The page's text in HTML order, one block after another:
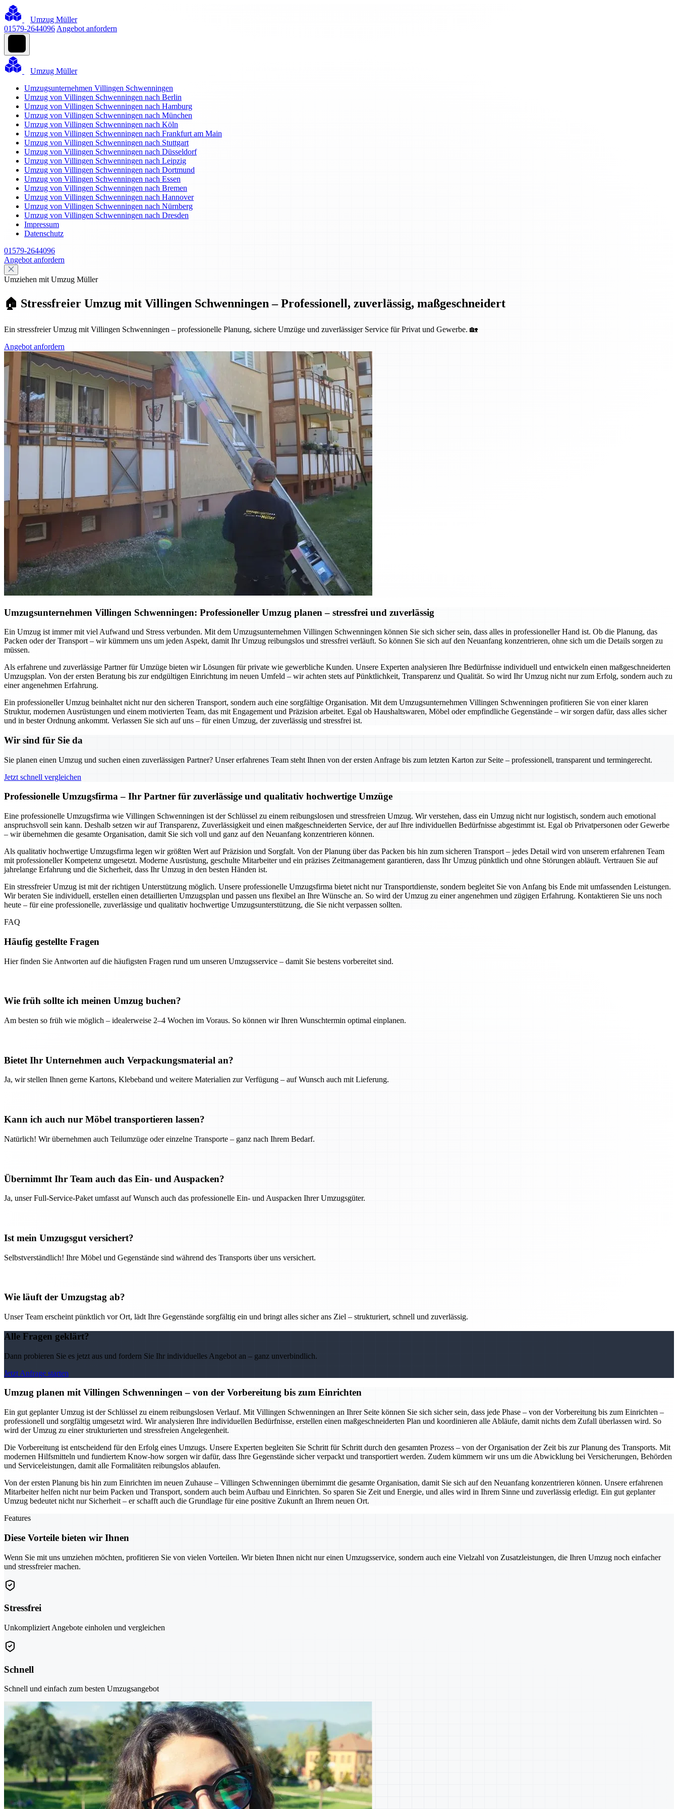
Umzug Müller
01579-2644096 Angebot anfordern
Umzug Müller
Umzugsunternehmen Villingen Schwenningen
Umzug von Villingen Schwenningen nach Berlin
Umzug von Villingen Schwenningen nach Hamburg
Umzug von Villingen Schwenningen nach München
Umzug von Villingen Schwenningen nach Köln
Umzug von Villingen Schwenningen nach Frankfurt am Main
Umzug von Villingen Schwenningen nach Stuttgart
Umzug von Villingen Schwenningen nach Düsseldorf
Umzug von Villingen Schwenningen nach Leipzig
Umzug von Villingen Schwenningen nach Dortmund
Umzug von Villingen Schwenningen nach Essen
Umzug von Villingen Schwenningen nach Bremen
Umzug von Villingen Schwenningen nach Hannover
Umzug von Villingen Schwenningen nach Nürnberg
Umzug von Villingen Schwenningen nach Dresden
Impressum
Datenschutz
01579-2644096
Angebot anfordern
Umziehen mit Umzug Müller
🏠 Stressfreier Umzug mit Villingen Schwenningen – Professionell, zuverlässig, maßgeschneidert
Ein stressfreier Umzug mit Villingen Schwenningen – professionelle Planung, sichere Umzüge und zuverlässiger Service für Privat und Gewerbe. 🏡
Angebot anfordern
Umzugsunternehmen Villingen Schwenningen: Professioneller Umzug planen – stressfrei und zuverlässig
Ein Umzug ist immer mit viel Aufwand und Stress verbunden. Mit dem Umzugsunternehmen Villingen Schwenningen können Sie sich sicher sein, dass alles in professioneller Hand ist. Ob die Planung, das
Packen oder der Transport – wir kümmern uns um jeden Aspekt, damit Ihr Umzug reibungslos und stressfrei verläuft. So können Sie sich auf den Neuanfang konzentrieren, ohne sich um die Details sorgen zu
müssen.
Als erfahrene und zuverlässige Partner für Umzüge bieten wir Lösungen für private wie gewerbliche Kunden. Unsere Experten analysieren Ihre Bedürfnisse individuell und entwickeln einen maßgeschneiderten
Umzugsplan. Von der ersten Beratung bis zur endgültigen Einrichtung im neuen Umfeld – wir achten stets auf Pünktlichkeit, Transparenz und Qualität. So wird Ihr Umzug nicht nur zum Erfolg, sondern auch zu
einer angenehmen Erfahrung.
Ein professioneller Umzug beinhaltet nicht nur den sicheren Transport, sondern auch eine sorgfältige Organisation. Mit dem Umzugsunternehmen Villingen Schwenningen profitieren Sie von einer klaren
Struktur, modernen Ausrüstungen und einem motivierten Team, das mit Engagement und Präzision arbeitet. Egal ob Haushaltswaren, Möbel oder empfindliche Gegenstände – wir sorgen dafür, dass alles sicher
und in bester Ordnung ankommt. Verlassen Sie sich auf uns – für einen Umzug, der zuverlässig und stressfrei ist.
Wir sind für Sie da
Sie planen einen Umzug und suchen einen zuverlässigen Partner? Unser erfahrenes Team steht Ihnen von der ersten Anfrage bis zum letzten Karton zur Seite – professionell, transparent und termingerecht.
Jetzt schnell vergleichen
Professionelle Umzugsfirma – Ihr Partner für zuverlässige und qualitativ hochwertige Umzüge
Eine professionelle Umzugsfirma wie Villingen Schwenningen ist der Schlüssel zu einem reibungslosen und stressfreien Umzug. Wir verstehen, dass ein Umzug nicht nur logistisch, sondern auch emotional
anspruchsvoll sein kann. Deshalb setzen wir auf Transparenz, Zuverlässigkeit und einen maßgeschneiderten Service, der auf Ihre individuellen Bedürfnisse abgestimmt ist. Egal ob Privatpersonen oder Gewerbe
– wir übernehmen die gesamte Organisation, damit Sie sich voll und ganz auf den Neuanfang konzentrieren können.
Als qualitativ hochwertige Umzugsfirma legen wir größten Wert auf Präzision und Sorgfalt. Von der Planung über das Packen bis hin zum sicheren Transport – jedes Detail wird von unserem erfahrenen Team
mit professioneller Kompetenz umgesetzt. Moderne Ausrüstung, geschulte Mitarbeiter und ein präzises Zeitmanagement garantieren, dass Ihr Umzug pünktlich und ohne Störungen abläuft. Vertrauen Sie auf
jahrelange Erfahrung und die Sicherheit, dass Ihr Umzug in den besten Händen ist.
Ein stressfreier Umzug ist mit der richtigen Unterstützung möglich. Unsere professionelle Umzugsfirma bietet nicht nur Transportdienste, sondern begleitet Sie von Anfang bis Ende mit umfassenden Leistungen.
Wir beraten Sie individuell, erstellen einen detaillierten Umzugsplan und passen uns flexibel an Ihre Wünsche an. So wird der Umzug zu einer angenehmen und zügigen Erfahrung. Kontaktieren Sie uns noch
heute – für eine professionelle, zuverlässige und qualitativ hochwertige Umzugsunterstützung, die Sie nicht verpassen sollten.
FAQ
Häufig gestellte Fragen
Hier finden Sie Antworten auf die häufigsten Fragen rund um unseren Umzugsservice – damit Sie bestens vorbereitet sind.
Wie früh sollte ich meinen Umzug buchen?
Am besten so früh wie möglich – idealerweise 2–4 Wochen im Voraus. So können wir Ihren Wunschtermin optimal einplanen.
Bietet Ihr Unternehmen auch Verpackungsmaterial an?
Ja, wir stellen Ihnen gerne Kartons, Klebeband und weitere Materialien zur Verfügung – auf Wunsch auch mit Lieferung.
Kann ich auch nur Möbel transportieren lassen?
Natürlich! Wir übernehmen auch Teilumzüge oder einzelne Transporte – ganz nach Ihrem Bedarf.
Übernimmt Ihr Team auch das Ein- und Auspacken?
Ja, unser Full-Service-Paket umfasst auf Wunsch auch das professionelle Ein- und Auspacken Ihrer Umzugsgüter.
Ist mein Umzugsgut versichert?
Selbstverständlich! Ihre Möbel und Gegenstände sind während des Transports über uns versichert.
Wie läuft der Umzugstag ab?
Unser Team erscheint pünktlich vor Ort, lädt Ihre Gegenstände sorgfältig ein und bringt alles sicher ans Ziel – strukturiert, schnell und zuverlässig.
Alle Fragen geklärt?
Dann probieren Sie es jetzt aus und fordern Sie Ihr individuelles Angebot an – ganz unverbindlich.
Jetzt Anfrage starten
Umzug planen mit Villingen Schwenningen – von der Vorbereitung bis zum Einrichten
Ein gut geplanter Umzug ist der Schlüssel zu einem reibungslosen Verlauf. Mit Villingen Schwenningen an Ihrer Seite können Sie sich sicher sein, dass jede Phase – von der Vorbereitung bis zum Einrichten –
professionell und sorgfältig umgesetzt wird. Wir analysieren Ihre individuellen Bedürfnisse, erstellen einen maßgeschneiderten Plan und koordinieren alle Abläufe, damit nichts dem Zufall überlassen wird. So
wird der Umzug zu einer strukturierten und stressfreien Angelegenheit.
Die Vorbereitung ist entscheidend für den Erfolg eines Umzugs. Unsere Experten begleiten Sie Schritt für Schritt durch den gesamten Prozess – von der Organisation der Zeit bis zur Planung des Transports. Mit
modernen Hilfsmitteln und fundiertem Know-how sorgen wir dafür, dass Ihre Gegenstände sicher verpackt und transportiert werden. Zudem kümmern wir uns um die Abwicklung bei Versicherungen, Behörden
und Serviceleistungen, damit alle Formalitäten reibungslos ablaufen.
Von der ersten Planung bis hin zum Einrichten im neuen Zuhause – Villingen Schwenningen übernimmt die gesamte Organisation, damit Sie sich auf den Neuanfang konzentrieren können. Unsere erfahrenen
Mitarbeiter helfen nicht nur beim Packen und Transport, sondern auch beim Aufbau und Einrichten. So sparen Sie Zeit und Energie, und alles wird in Ihrem Sinne und zuverlässig erledigt. Ein gut geplanter
Umzug bedeutet nicht nur Sicherheit – er schafft auch die Grundlage für eine positive Zukunft an Ihrem neuen Ort.
Features
Diese Vorteile bieten wir Ihnen
Wenn Sie mit uns umziehen möchten, profitieren Sie von vielen Vorteilen. Wir bieten Ihnen nicht nur einen Umzugsservice, sondern auch eine Vielzahl von Zusatzleistungen, die Ihren Umzug noch einfacher
und stressfreier machen.
Stressfrei
Unkompliziert Angebote einholen und vergleichen
Schnell
Schnell und einfach zum besten Umzugsangebot